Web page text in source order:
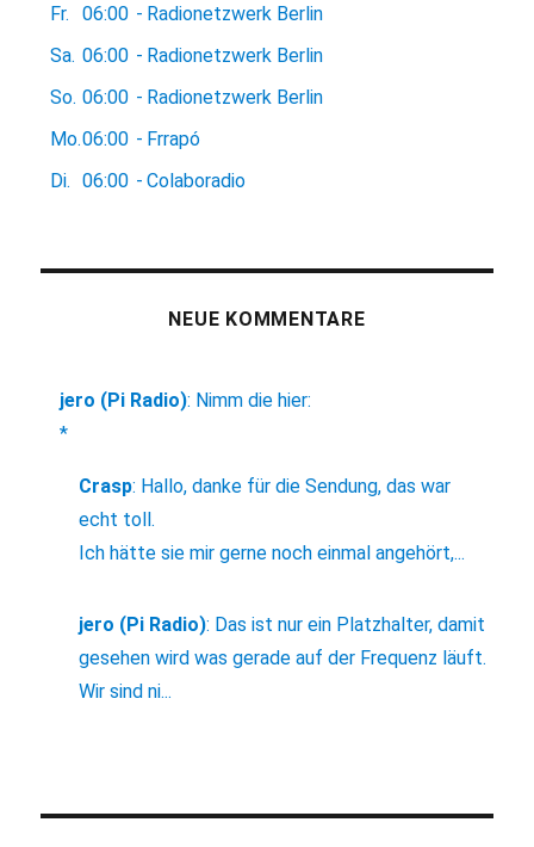
Fr. 06:00 - Radionetzwerk Berlin
Sa. 06:00 - Radionetzwerk Berlin
So. 06:00 - Radionetzwerk Berlin
Mo.06:00 - Frrapó
Di.
06:00 - Colaboradio
NEUE KOMMENTARE
jero (Pi Radio): Nimm die hier:
*
Crasp: Hallo, danke für die Sendung, das war
echt toll.
Ich hätte sie mir gerne noch einmal angehört,...
jero (Pi Radio): Das ist nur ein Platzhalter, damit
gesehen wird was gerade auf der Frequenz läuft.
Wir sind ni...